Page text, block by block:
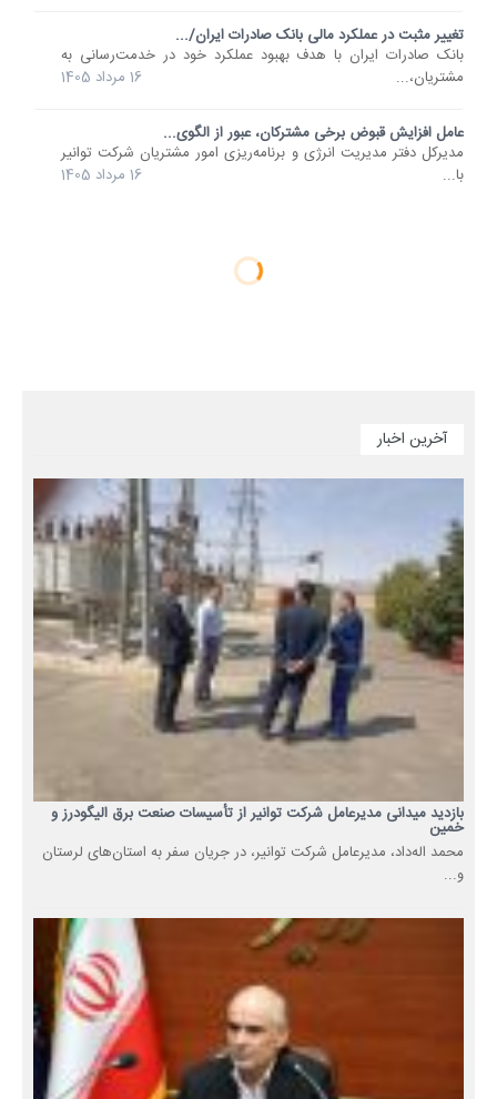
تغییر مثبت در عملکرد مالی بانک صادرات ایران/...
​بانک صادرات ایران با هدف بهبود عملکرد خود در خدمت‌رسانی به
مشتریان،...
16 مرداد 1405
عامل افزایش قبوض برخی مشترکان، عبور از الگوی...
مدیرکل دفتر مدیریت انرژی و برنامه‌ریزی امور مشتریان شرکت توانیر
با...
16 مرداد 1405
آخرین اخبار
بازدید میدانی مدیرعامل شرکت توانیر از تأسیسات صنعت برق الیگودرز و
خمین
محمد اله‌داد، مدیرعامل شرکت توانیر، در جریان سفر به استان‌های لرستان
و...